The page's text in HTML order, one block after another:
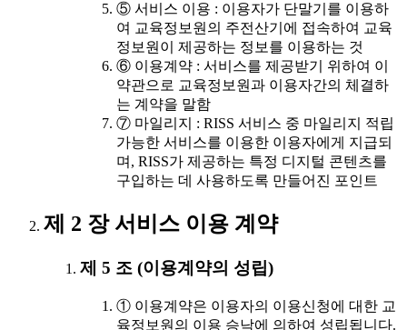
⑤ 서비스 이용 : 이용자가 단말기를 이용하
여 교육정보원의 주전산기에 접속하여 교육
정보원이 제공하는 정보를 이용하는 것
⑥ 이용계약 : 서비스를 제공받기 위하여 이
약관으로 교육정보원과 이용자간의 체결하
는 계약을 말함
⑦ 마일리지 : RISS 서비스 중 마일리지 적립
가능한 서비스를 이용한 이용자에게 지급되
며, RISS가 제공하는 특정 디지털 콘텐츠를
구입하는 데 사용하도록 만들어진 포인트
제 2 장 서비스 이용 계약
제 5 조 (이용계약의 성립)
① 이용계약은 이용자의 이용신청에 대한 교
육정보원의 이용 승낙에 의하여 성립됩니다.